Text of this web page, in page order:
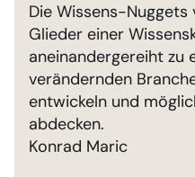
Die Wissens-Nuggets
Glieder einer
aneinandergereiht zu
verändernden
entwickeln und
abdecken.
Konrad Maric